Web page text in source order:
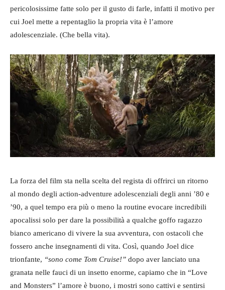
pericolosissime fatte solo per il gusto di farle, infatti il motivo per
cui Joel mette a repentaglio la propria vita è l’amore
adolescenziale. (Che bella vita).
La forza del film sta nella scelta del regista di offrirci un ritorno
al mondo degli action-adventure adolescenziali degli anni ’80 e
’90, a quel tempo era più o meno la routine evocare incredibili
apocalissi solo per dare la possibilità a qualche goffo ragazzo
bianco americano di vivere la sua avventura, con ostacoli che
fossero anche insegnamenti di vita. Così, quando Joel dice
trionfante, “sono come Tom Cruise!” dopo aver lanciato una
granata nelle fauci di un insetto enorme, capiamo che in “Love
and Monsters” l’amore è buono, i mostri sono cattivi e sentirsi